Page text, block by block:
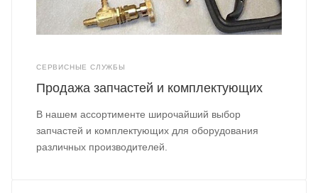
СЕРВИСНЫЕ СЛУЖБЫ
Продажа запчастей и комплектующих
В нашем ассортименте широчайший выбор
запчастей и комплектующих для оборудования
различных производителей.